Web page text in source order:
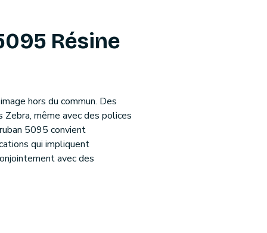
Résine
hors du commun. Des
même avec des polices
5095 convient
qui impliquent
avec des